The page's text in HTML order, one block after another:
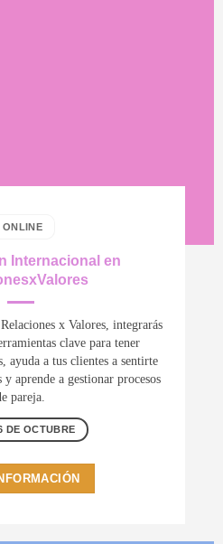
ONLINE
Internacional en
x Valores, integrarás
clave para tener
ayuda a tus clientes a sentirte
y aprende a gestionar procesos
pareja.
DE OCTUBRE